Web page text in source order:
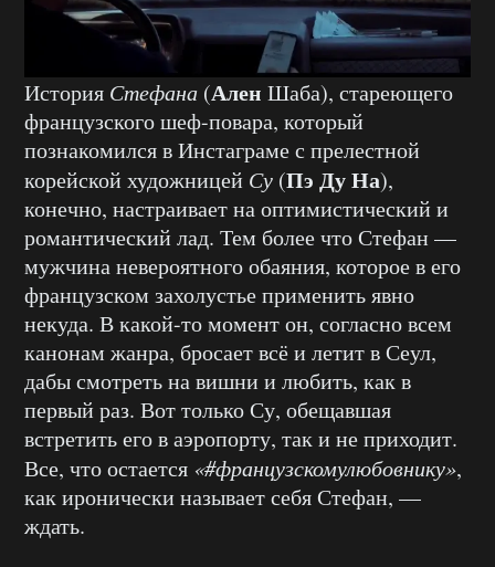
История Стефана (Ален Шаба), стареющего
французского шеф-повара, который
познакомился в Инстаграме с прелестной
корейской художницей Су (Пэ Ду На),
конечно, настраивает на оптимистический и
романтический лад. Тем более что Стефан —
мужчина невероятного обаяния, которое в его
французском захолустье применить явно
некуда. В какой-то момент он, согласно всем
канонам жанра, бросает всё и летит в Сеул,
дабы смотреть на вишни и любить, как в
первый раз. Вот только Су, обещавшая
встретить его в аэропорту, так и не приходит.
Все, что остается «#французскомулюбовнику»,
как иронически называет себя Стефан, —
ждать.